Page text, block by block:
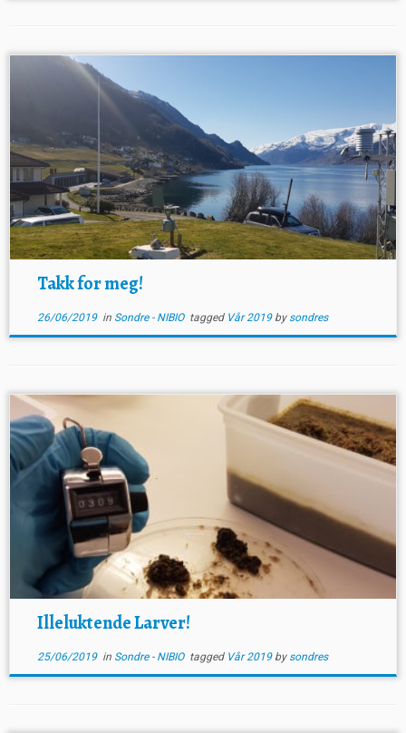
Takk for meg!
26/06/2019in Sondre - NIBIO tagged Vår 2019 by sondres
Illeluktende Larver!
25/06/2019in Sondre - NIBIO tagged Vår 2019 by sondres